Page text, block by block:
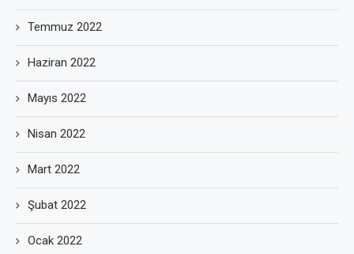
Temmuz 2022
Haziran 2022
Mayıs 2022
Nisan 2022
Mart 2022
Şubat 2022
Ocak 2022